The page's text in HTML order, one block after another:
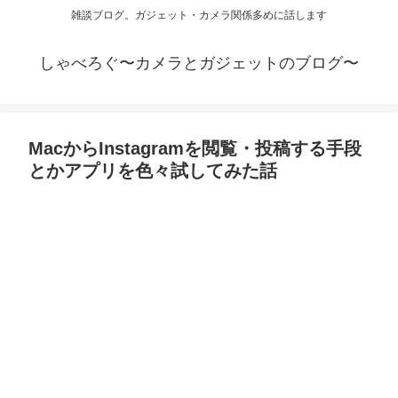
雑談ブログ。ガジェット・カメラ関係多めに話します
しゃべろぐ〜カメラとガジェットのブログ〜
MacからInstagramを閲覧・投稿する手段
とかアプリを色々試してみた話